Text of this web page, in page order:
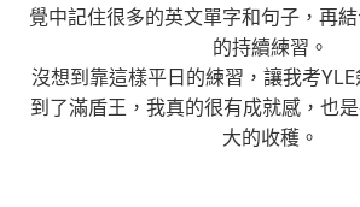
覺中記住很多的英文單字和句子，再
的持續練習。
沒想到靠這樣平日的練習，讓我考
到了滿盾王，我真的很有成就感，也
大的收穫。